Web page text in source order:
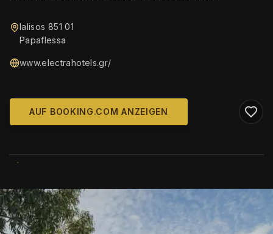
Ialisos 851 01
Papaflessa
www.electrahotels.gr/
AUF BOOKING.COM ANZEIGEN